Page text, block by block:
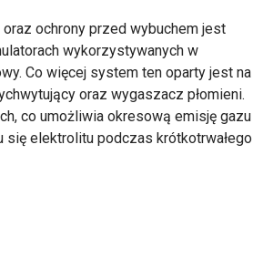
ochrony przed wybuchem jest
wykorzystywanych w
Co więcej system ten oparty jest na
oraz wygaszacz płomieni.
co umożliwia okresową emisję gazu
elektrolitu podczas krótkotrwałego